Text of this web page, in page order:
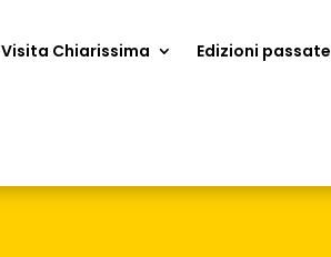
Visita Chiarissima Edizioni passate